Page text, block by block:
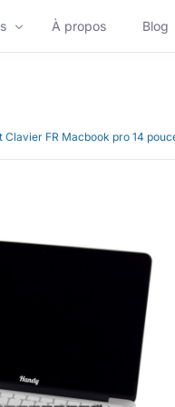
?
et réparent votre flotte
À propos Blog
Clavier FR Macbook pro 14